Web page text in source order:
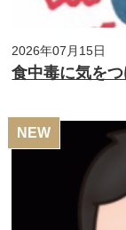
2026年07月15日
食中毒に気を
NEW